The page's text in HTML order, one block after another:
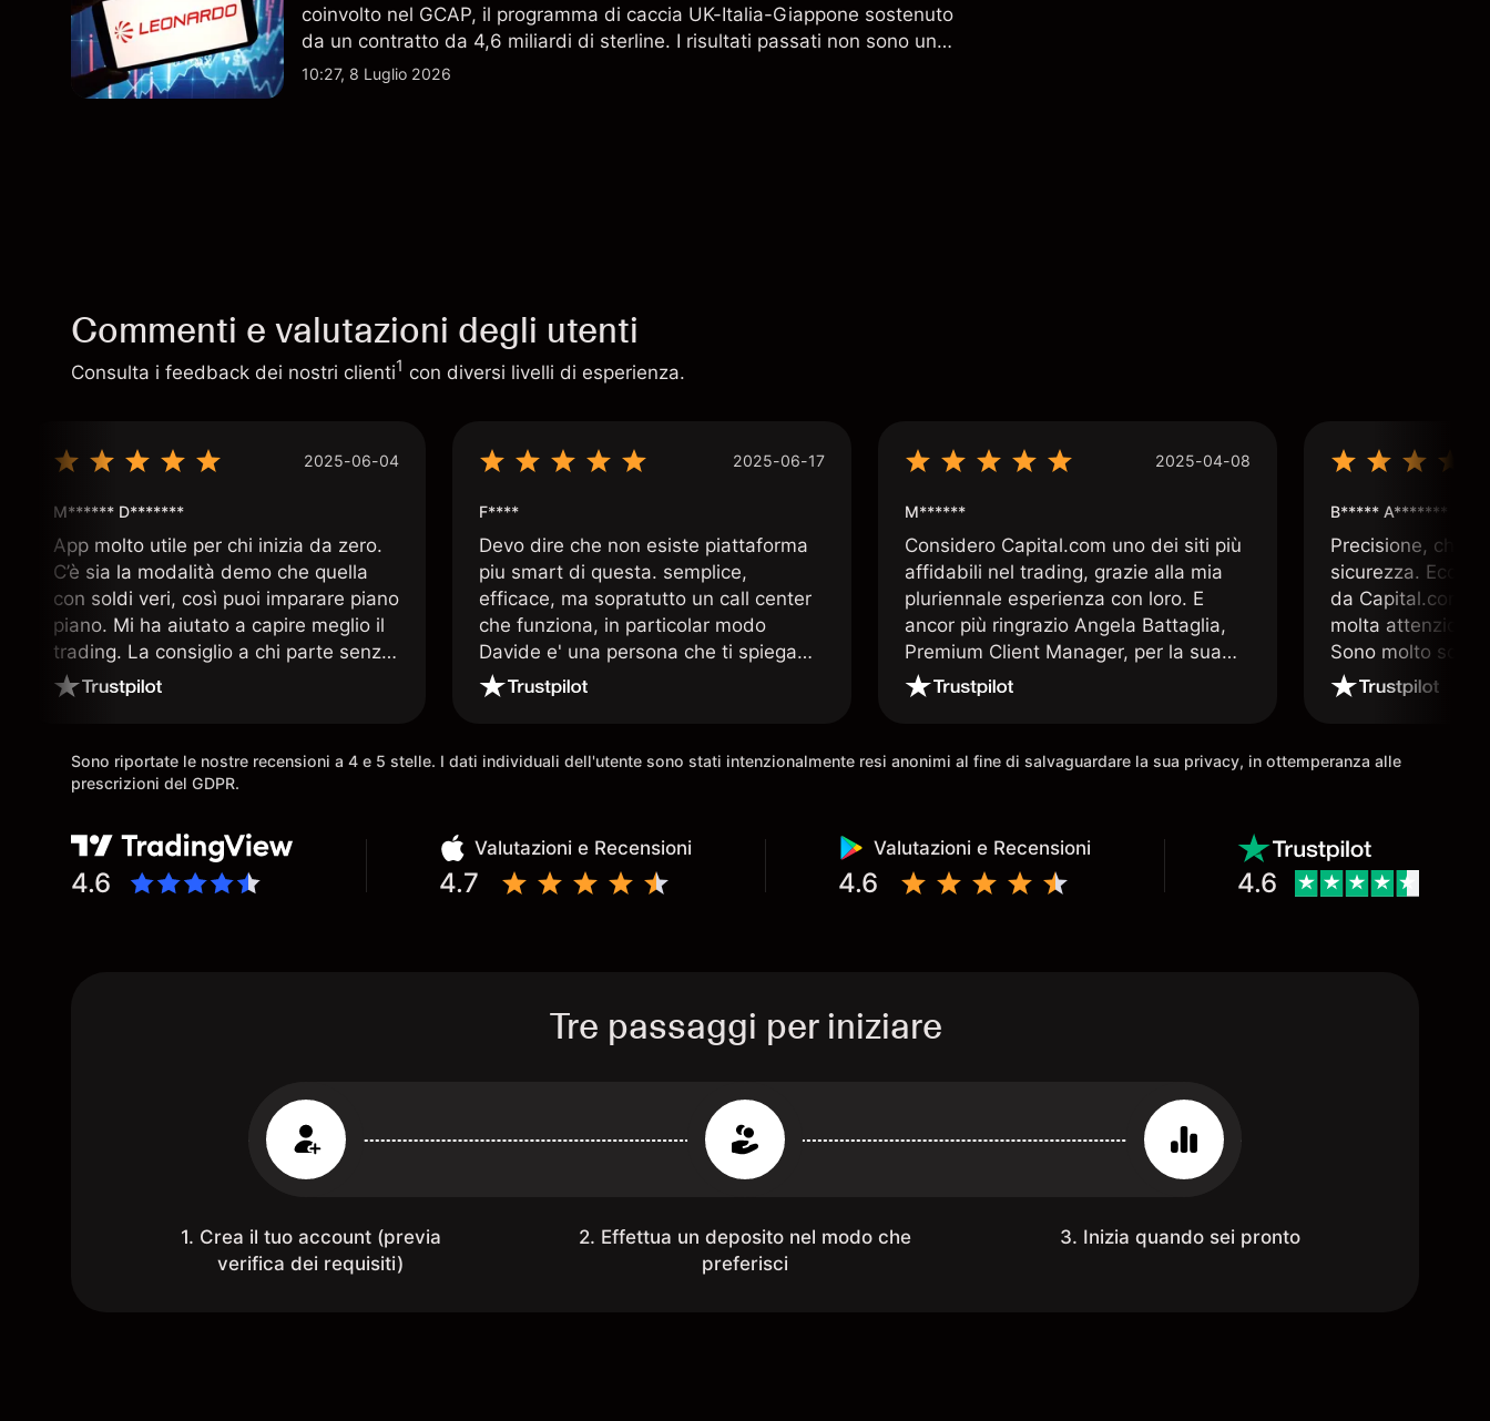
coinvolto nel GCAP, il programma di caccia UK-Italia-Giappone sostenuto
da un contratto da 4,6 miliardi di sterline. I risultati passati non sono un
indicatore affidabile dei risultati futuri.
10:27, 8 Luglio 2026
Commenti e valutazioni degli utenti
Consulta i feedback dei nostri clienti1 con diversi livelli di esperienza.
2025-06-04
M****** D*******
App molto utile per chi inizia da zero.
C’è sia la modalità demo che quella
con soldi veri, così puoi imparare piano
piano. Mi ha aiutato a capire meglio il
trading. La consiglio a chi parte senza
esperienza.
2025-06-17
F****
Devo dire che non esiste piattaforma
piu smart di questa. semplice,
efficace, ma sopratutto un call center
che funziona, in particolar modo
Davide e' una persona che ti spiega
quando le tue conoscenze non
arrivano. super consigliata
2025-04-08
M******
Considero Capital.com uno dei siti più
affidabili nel trading, grazie alla mia
pluriennale esperienza con loro. E
ancor più ringrazio Angela Battaglia,
Premium Client Manager, per la sua
assistenza altamente professionale e
qualificata. E nulla è più prezioso nel
e morale come io ho avuto la
B***** A*******
Precisione,
sicurezza. Ecco
da Capital.com.
molta attenzione
Sono molto
che offre
Sono riportate le nostre recensioni a 4 e 5 stelle. I dati individuali dell'utente sono stati intenzionalmente resi anonimi al fine di salvaguardare la sua privacy, in ottemperanza alle
prescrizioni del GDPR.
4.6
Valutazioni e Recensioni
4.7
Valutazioni e Recensioni
4.6 4.6
Tre passaggi per iniziare
1. Crea il tuo account (previa
verifica dei requisiti)
2. Effettua un deposito nel modo che
preferisci
3. Inizia quando sei pronto